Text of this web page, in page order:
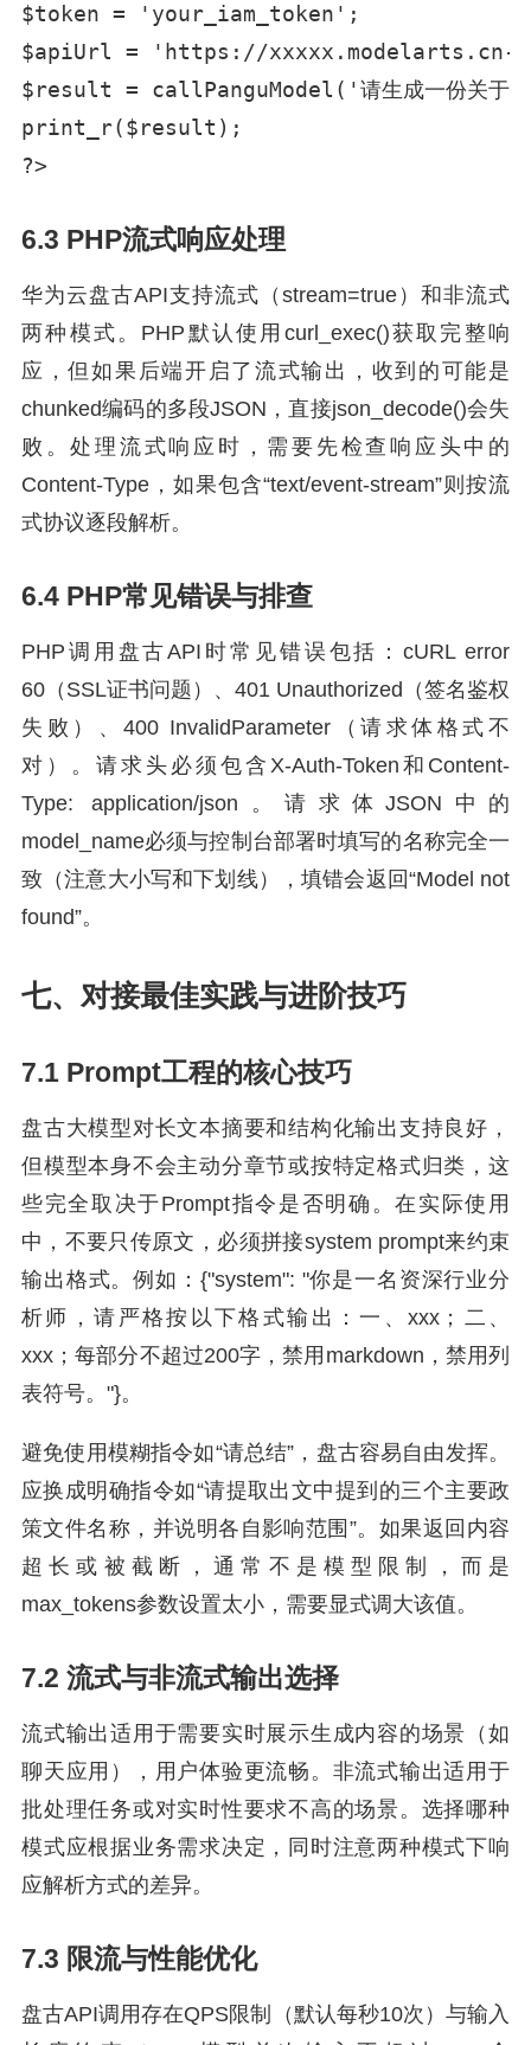
$token = 'your_iam_token';
$apiUrl = 'https://xxxxx.modelarts.cn-
$result = callPanguModel('请生成一份关于
print_r($result);
?>
6.3 PHP流式响应处理
华为云盘古API支持流式（stream=true）和非流式
两种模式。PHP默认使用curl_exec()获取完整响
应，但如果后端开启了流式输出，收到的可能是
chunked编码的多段JSON，直接json_decode()会失
败。处理流式响应时，需要先检查响应头中的
Content-Type，如果包含“text/event-stream”则按流
式协议逐段解析。
6.4 PHP常见错误与排查
PHP调用盘古API时常见错误包括：cURL error
60（SSL证书问题）、401 Unauthorized（签名鉴权
失败）、400 InvalidParameter（请求体格式不
对）。请求头必须包含X-Auth-Token和Content-
Type: application/json。请求体JSON中的
model_name必须与控制台部署时填写的名称完全一
致（注意大小写和下划线），填错会返回“Model not
found”。
七、对接最佳实践与进阶技巧
7.1 Prompt工程的核心技巧
盘古大模型对长文本摘要和结构化输出支持良好，
但模型本身不会主动分章节或按特定格式归类，这
些完全取决于Prompt指令是否明确。在实际使用
中，不要只传原文，必须拼接system prompt来约束
输出格式。例如：{"system": "你是一名资深行业分
析师，请严格按以下格式输出：一、xxx；二、
xxx；每部分不超过200字，禁用markdown，禁用列
表符号。"}。
避免使用模糊指令如“请总结”，盘古容易自由发挥。
应换成明确指令如“请提取出文中提到的三个主要政
策文件名称，并说明各自影响范围”。如果返回内容
超长或被截断，通常不是模型限制，而是
max_tokens参数设置太小，需要显式调大该值。
7.2 流式与非流式输出选择
流式输出适用于需要实时展示生成内容的场景（如
聊天应用），用户体验更流畅。非流式输出适用于
批处理任务或对实时性要求不高的场景。选择哪种
模式应根据业务需求决定，同时注意两种模式下响
应解析方式的差异。
7.3 限流与性能优化
盘古API调用存在QPS限制（默认每秒10次）与输入